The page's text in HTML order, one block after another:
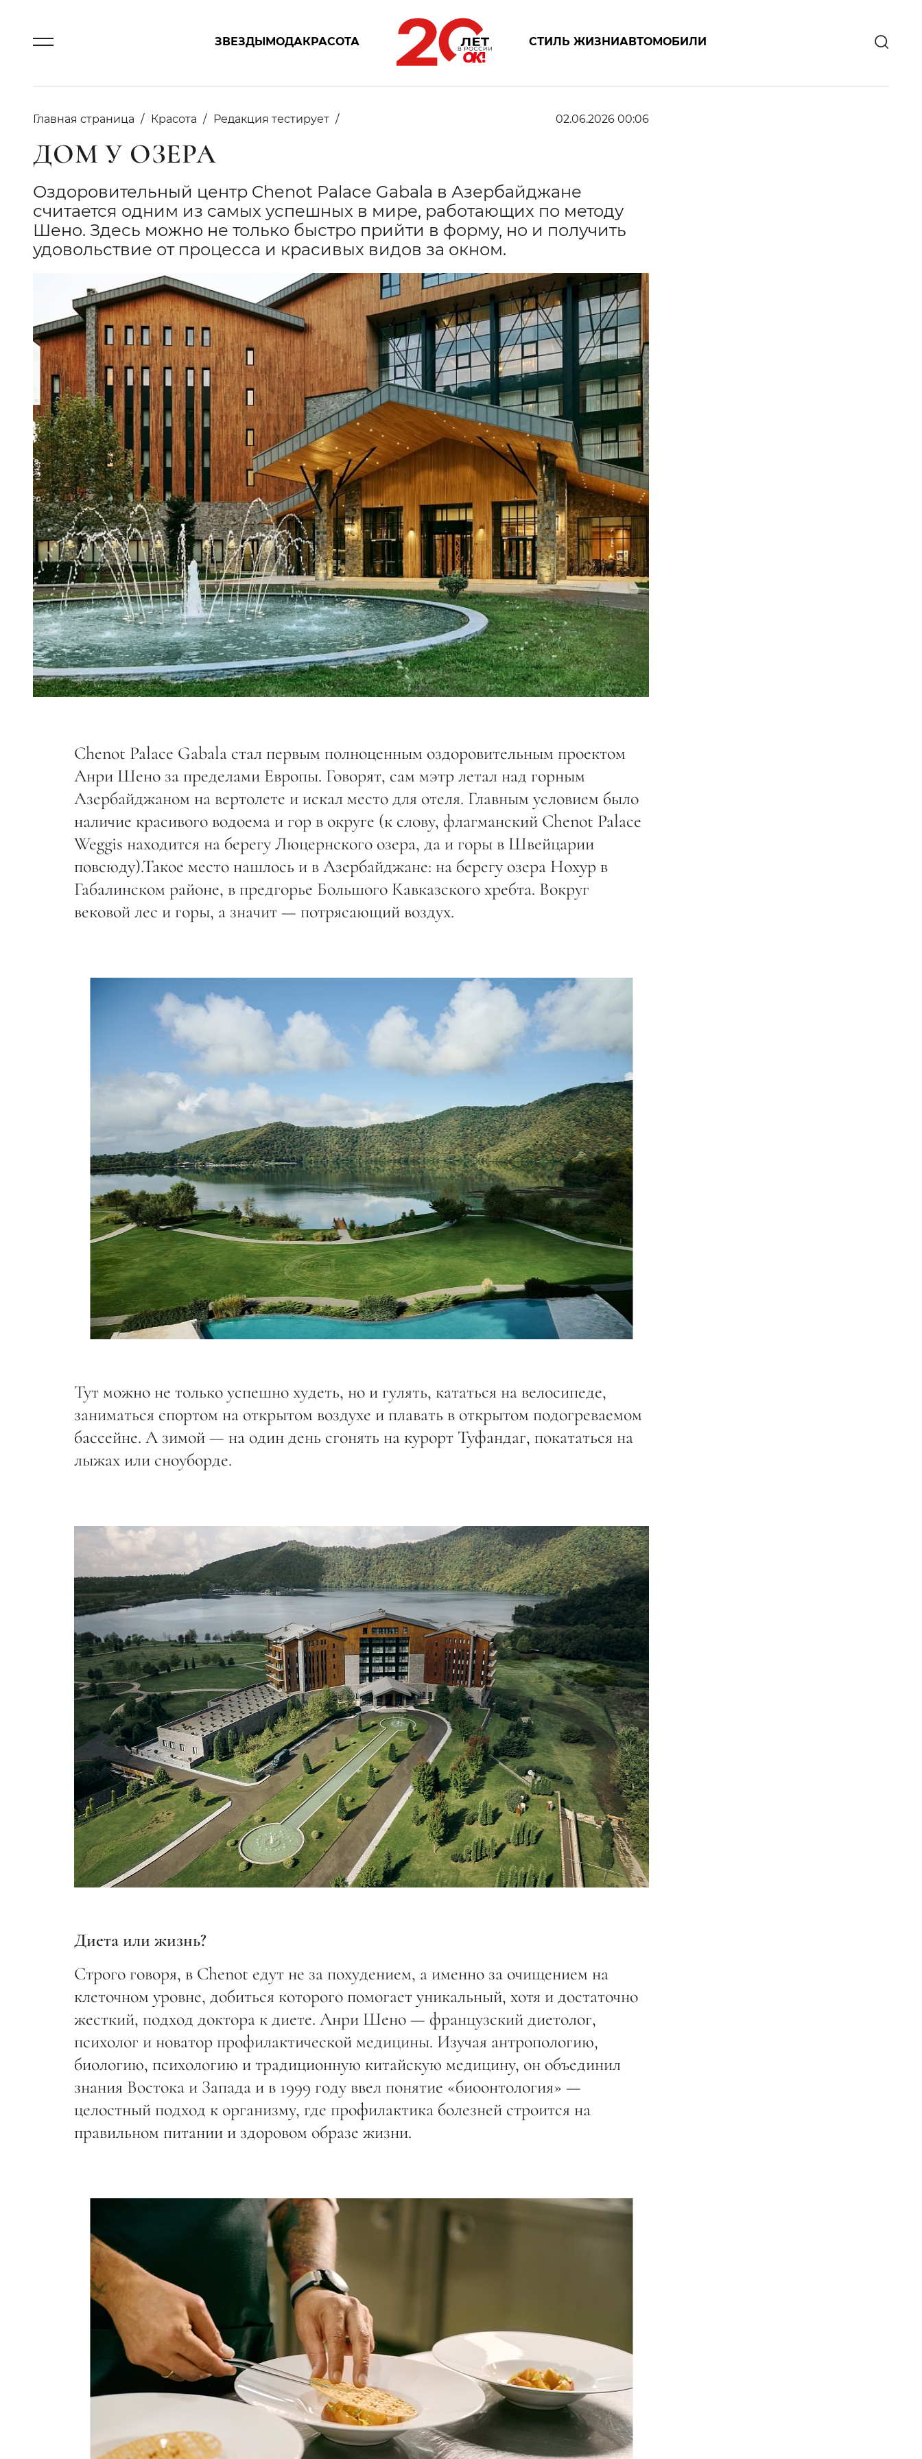
ЗВЕЗДЫМОДАКРАСОТА СТИЛЬ ЖИЗНИАВТОМОБИЛИ
Главная страница Красота Редакция тестирует 02.06.2026 00:06
ДОМ У ОЗЕРА
Оздоровительный центр Chenot Palace Gabala в Азербайджане
считается одним из самых успешных в мире, работающих по методу
Шено. Здесь можно не только быстро прийти в форму, но и получить
удовольствие от процесса и красивых видов за окном.
Сhenot Palace Gabala стал первым полноценным оздоровительным проектом
Анри Шено за пределами Европы. Говорят, сам мэтр летал над горным
Азербайджаном на вертолете и искал место для отеля. Главным условием было
наличие красивого водоема и гор в округе (к слову, флагманский Chenot Palace
Weggis находится на берегу Люцернского озера, да и горы в Швейцарии
повсюду).Такое место нашлось и в Азербайджане: на берегу озера Нохур в
Габалинском районе, в предгорье Большого Кавказского хребта. Вокруг
вековой лес и горы, а значит — потрясающий воздух.
Тут можно не только успешно худеть, но и гулять, кататься на велосипеде,
заниматься спортом на открытом воздухе и плавать в открытом подогреваемом
бассейне. А зимой — на один день сгонять на курорт Туфандаг, покататься на
лыжах или сноуборде.
Диета или жизнь?
Строго говоря, в Chenot едут не за похудением, а именно за очищением на
клеточном уровне, добиться которого помогает уникальный, хотя и достаточно
жесткий, подход доктора к диете. Анри Шено — французский диетолог,
психолог и новатор профилактической медицины. Изучая антропологию,
биологию, психологию и традиционную китайскую медицину, он объединил
знания Востока и Запада и в 1999 году ввел понятие «биоонтология» —
целостный подход к организму, где профилактика болезней строится на
правильном питании и здоровом образе жизни.